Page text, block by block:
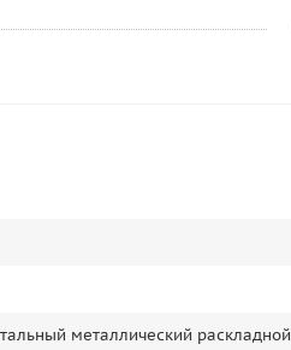
металлический раскладной